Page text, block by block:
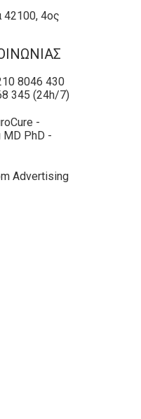
42100, 4ος
8046 430
345 (24h/7)
-
MD PhD -
Advertising